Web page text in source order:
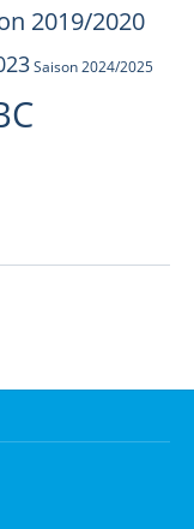
2019/2020
Saison 2024/2025